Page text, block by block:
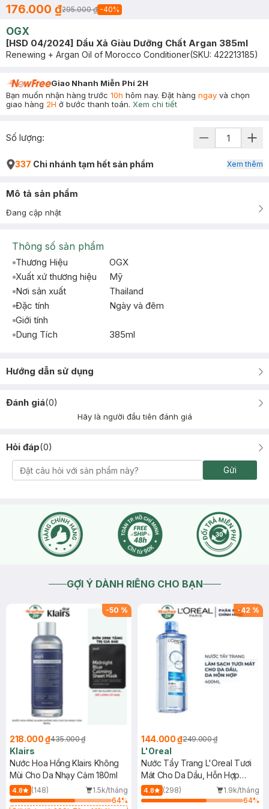
176.000 ₫295.000 ₫ -40%
OGX
[HSD 04/2024] Dầu Xả Giàu Dưỡng Chất Argan 385ml
Renewing + Argan Oil of Morocco Conditioner(SKU: 422213185)
Giao Nhanh Miễn Phí 2H
Bạn muốn nhận hàng trước 10h hôm nay. Đặt hàng ngay và chọn
giao hàng 2H ở bước thanh toán. Xem chi tiết
Số lượng:
337 Chi nhánh tạm hết sản phẩm Xem thêm
Mô tả sản phẩm
Đang cập nhật
Thông số sản phẩm
Thương Hiệu
OGX
Xuất xứ thương hiệu
Mỹ
Nơi sản xuất
Thailand
Đặc tính
Ngày và đêm
Giới tính
Dung Tích
385ml
Hướng dẫn sử dụng
Đánh giá(0)
Hãy là người đầu tiên đánh giá
Hỏi đáp(0)
Gửi
GỢI Ý DÀNH RIÊNG CHO BẠN
-50 %
218.000 ₫435.000 ₫
Klairs
Nước Hoa Hồng Klairs Không
Mùi Cho Da Nhạy Cảm 180ml
4.8 (148)
1.5k/tháng
64%
-42 %
144.000 ₫249.000 ₫
L'Oreal
Nước Tẩy Trang L'Oreal Tươi
Mát Cho Da Dầu, Hỗn Hợp
400ml
4.8 (298)
1.9k/tháng
64%